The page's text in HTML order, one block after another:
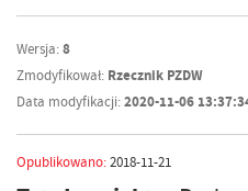
Wersja:8
Zmodyfikował: Rzecznik PZDW
Data modyfikacji:2020-11-06
Opublikowano:2018-11-21